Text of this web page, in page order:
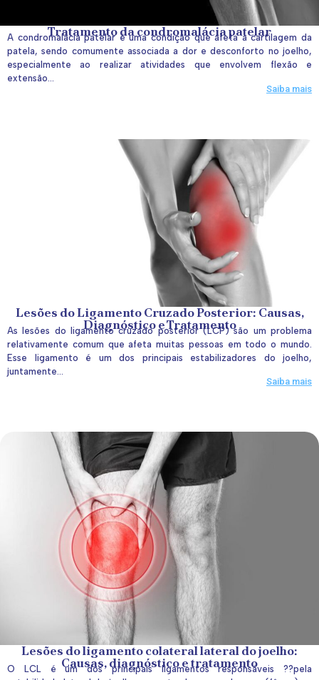
Tratamento da condromalácia patelar
A condromalácia patelar é uma condição que afeta a cartilagem da
patela, sendo comumente associada a dor e desconforto no joelho,
especialmente ao realizar atividades que envolvem flexão e
extensão...
Saiba mais
Lesões do Ligamento Cruzado Posterior: Causas,
Diagnóstico e Tratamento
As lesões do ligamento cruzado posterior (LCP) são um problema
relativamente comum que afeta muitas pessoas em todo o mundo.
Esse ligamento é um dos principais estabilizadores do joelho,
juntamente...
Saiba mais
Lesões do ligamento colateral lateral do joelho:
Causas, diagnóstico e tratamento
O LCL é um dos principais ligamentos responsáveis ??pela